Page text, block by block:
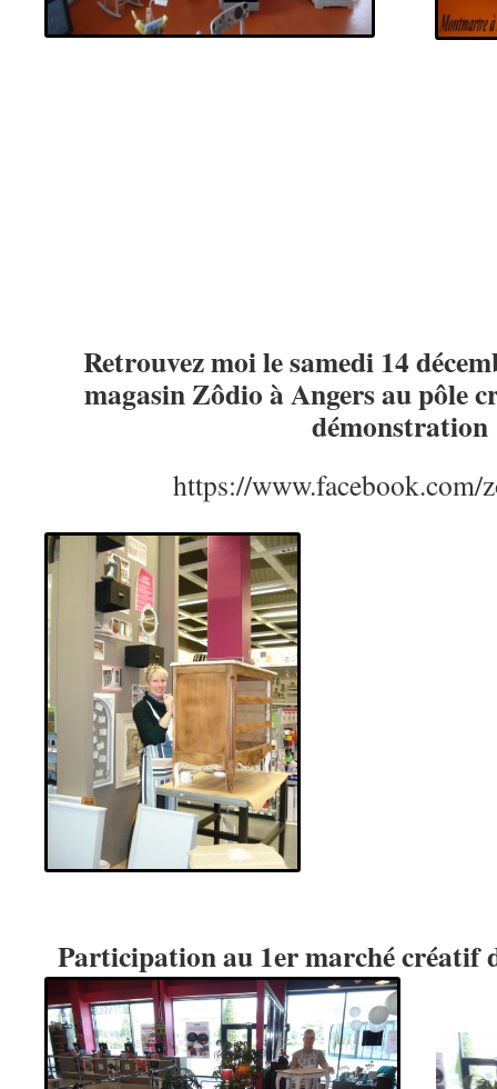
Retrouvez moi le samedi 14
magasin Zôdio à Angers au pôle
démonstration
https://www.facebook.com/
Participation au 1er marché créatif